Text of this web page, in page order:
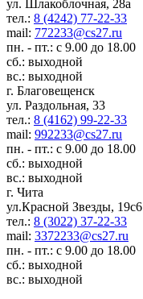
ул. Шлакоблочная, 28а
тел.: 8 (4242) 77-22-33
mail: 772233@cs27.ru
пн. - пт.: с 9.00 до 18.00
сб.: выходной
вс.: выходной
г. Благовещенск
ул. Раздольная, 33
тел.: 8 (4162) 99-22-33
mail: 992233@cs27.ru
пн. - пт.: с 9.00 до 18.00
сб.: выходной
вс.: выходной
г. Чита
ул.Красной Звезды, 19с6
тел.: 8 (3022) 37-22-33
mail: 3372233@cs27.ru
пн. - пт.: с 9.00 до 18.00
сб.: выходной
вс.: выходной